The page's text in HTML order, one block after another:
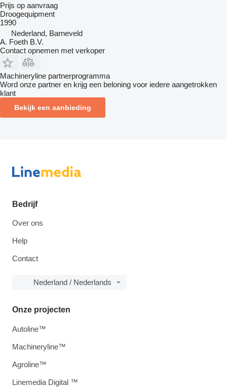
Prijs op aanvraag
Droogequipment
1990
Nederland, Barneveld
A. Foeth B.V.
Contact opnemen met verkoper
Machineryline partnerprogramma
Word onze partner en krijg een beloning voor iedere aangetrokken
klant
Bekijk een aanbieding
Bedrijf
Over ons
Help
Contact
Nederland / Nederlands
Onze projecten
Autoline™
Machineryline™
Agroline™
Linemedia Digital ™